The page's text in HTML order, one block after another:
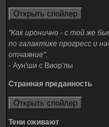
"Как иронично - с той же
по галактике прогресс и
отчаяние".
- Аун'ши с Виор'лы
Странная преданность
Тени оживают